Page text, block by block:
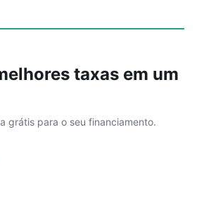
taxas em um
grátis para o seu financiamento.